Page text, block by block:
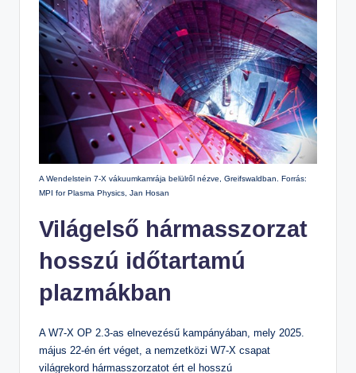
A Wendelstein 7-X vákuumkamrája belülről nézve, Greifswaldban. Forrás:
MPI for Plasma Physics, Jan Hosan
Világelső hármasszorzat
hosszú időtartamú
plazmákban
A W7-X OP 2.3-as elnevezésű kampányában, mely 2025.
május 22-én ért véget, a nemzetközi W7-X csapat
világrekord hármasszorzatot ért el hosszú